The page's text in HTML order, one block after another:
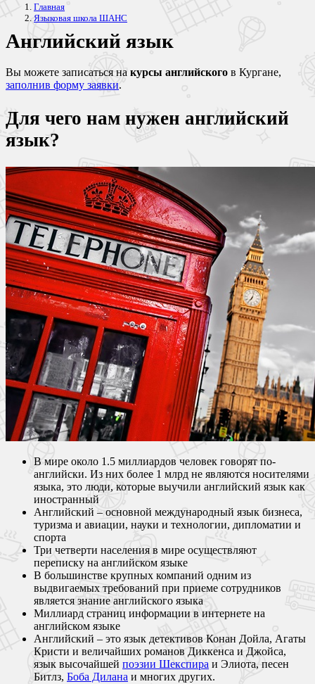
Главная
Языковая школа ШАНС
Английский язык
Вы можете записаться на курсы английского в Кургане,
заполнив форму заявки.
Для чего нам нужен английский
язык?
В мире около 1.5 миллиардов человек говорят по-
английски. Из них более 1 млрд не являются носителями
языка, это люди, которые выучили английский язык как
иностранный
Английский – основной международный язык бизнеса,
туризма и авиации, науки и технологии, дипломатии и
спорта
Три четверти населения в мире осуществляют
переписку на английском языке
В большинстве крупных компаний одним из
выдвигаемых требований при приеме сотрудников
является знание английского языка
Миллиард страниц информации в интернете на
английском языке
Английский – это язык детективов Конан Дойла, Агаты
Кристи и величайших романов Диккенса и Джойса,
язык высочайшей поэзии Шекспира и Элиота, песен
Битлз, Боба Дилана и многих других.